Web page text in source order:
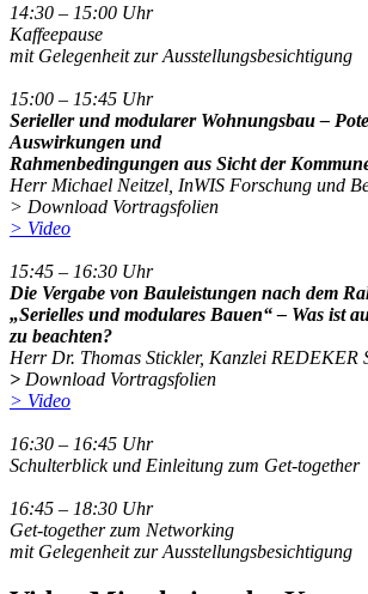
14:30 – 15:00 Uhr
Kaffeepause
mit Gelegenheit zur Ausstellungsbesichtigung
15:00 – 15:45 Uhr
Serieller und modularer Wohnungsbau –
Auswirkungen und
Rahmenbedingungen aus Sicht der
Herr Michael Neitzel, InWIS Forschung und
> Download Vortragsfolien
> Video
15:45 – 16:30 Uhr
Die Vergabe von Bauleistungen nach dem
„Serielles und modulares Bauen“ – Was ist
zu beachten?
Herr Dr. Thomas Stickler, Kanzlei REDEKER
> Download Vortragsfolien
> Video
16:30 – 16:45 Uhr
Schulterblick und Einleitung zum Get-together
16:45 – 18:30 Uhr
Get-together zum Networking
mit Gelegenheit zur Ausstellungsbesichtigung